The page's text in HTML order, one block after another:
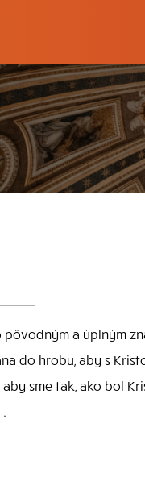
pôvodným a úplným
do hrobu, aby s
sme tak, ako bol
.